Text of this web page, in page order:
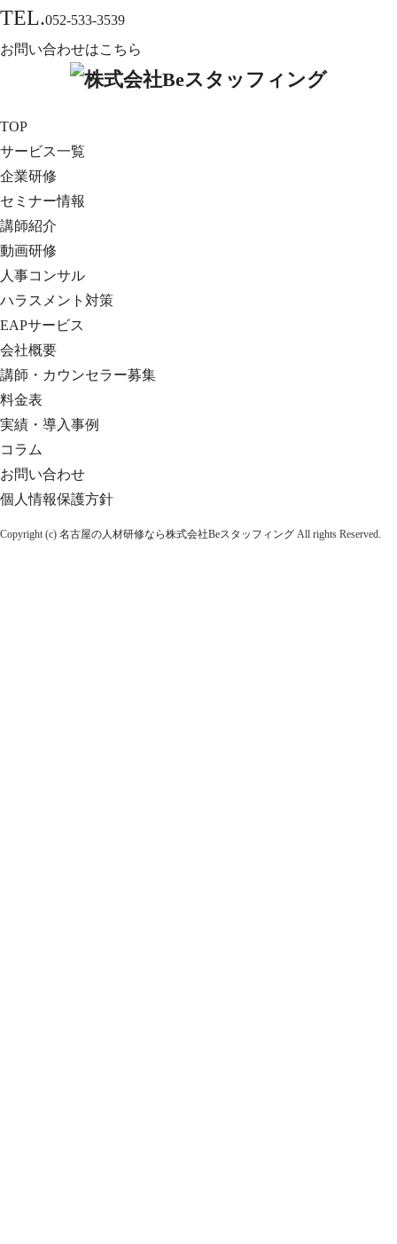
TEL.052-533-3539
お問い合わせはこちら
TOP
サービス一覧
企業研修
セミナー情報
講師紹介
動画研修
人事コンサル
ハラスメント対策
EAPサービス
会社概要
講師・カウンセラー募集
料金表
実績・導入事例
コラム
お問い合わせ
個人情報保護方針
Copyright (c) 名古屋の人材研修なら株式会社Beスタッフィング All rights Reserved.